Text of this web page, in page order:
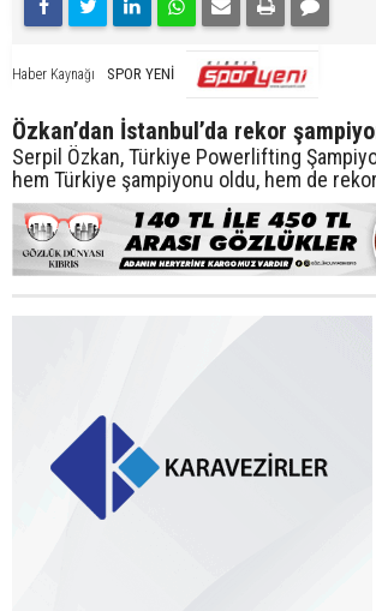
Haber Kaynağı SPOR YENİ
Özkan’dan İstanbul’da rekor
Serpil Özkan, Türkiye Powerlifting
hem Türkiye şampiyonu oldu, hem de rekor